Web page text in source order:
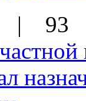
| 93